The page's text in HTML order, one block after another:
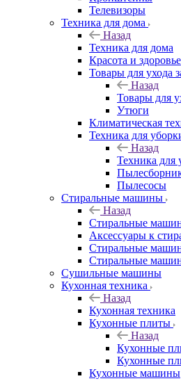
Телевизоры
Техника для дома
Назад
Техника для дома
Красота и здоровье
Товары для ухода
Назад
Товары для
Утюги
Климатическая
Техника для
Назад
Техника для
Пылесосы
Стиральные машины
Назад
Стиральные
Аксессуары к
Стиральные
Стиральные
Сушильные машины
Кухонная техника
Назад
Кухонная техника
Кухонные плиты
Назад
Кухонные
Кухонные
Кухонные машины